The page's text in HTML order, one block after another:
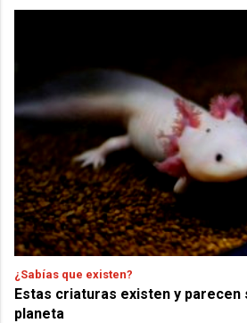
¿Sabías que existen?
Estas criaturas existen y parecen
planeta